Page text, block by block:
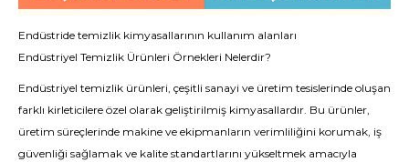
Endüstride temizlik kimyasallarının kullanım alanları
Endüstriyel Temizlik Ürünleri Örnekleri Nelerdir?
Endüstriyel temizlik ürünleri, çeşitli sanayi ve üretim tesislerinde oluşan
farklı kirleticilere özel olarak geliştirilmiş kimyasallardır. Bu ürünler,
üretim süreçlerinde makine ve ekipmanların verimliliğini korumak, iş
güvenliği sağlamak ve kalite standartlarını yükseltmek amacıyla